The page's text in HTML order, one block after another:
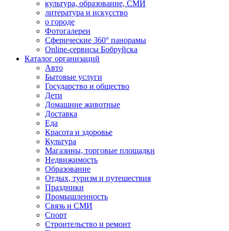
культура, образование, СМИ
литература и искусство
о городе
Фотогалереи
Сферические 360° панорамы
Online-сервисы Бобруйска
Каталог организаций
Авто
Бытовые услуги
Государство и общество
Дети
Домашние животные
Доставка
Еда
Красота и здоровье
Культура
Магазины, торговые площадки
Недвижимость
Образование
Отдых, туризм и путешествия
Праздники
Промышленность
Связь и СМИ
Спорт
Строительство и ремонт